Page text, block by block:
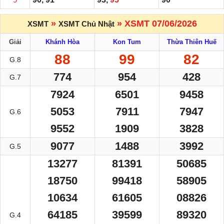
XSMT» XSMT Chủ Nhật» XSMT 07/06/2026
Giải Khánh Hòa Kon Tum Thừa Thiên Huế
G.8 88 99 82
G.7 774 954 428
G.6
7924
5053
9552
6501
7911
1909
9458
7947
3828
G.5 9077 1488 3992
G.4
13277
18750
10634
64185
81391
99418
61605
39599
50685
58905
08826
89320